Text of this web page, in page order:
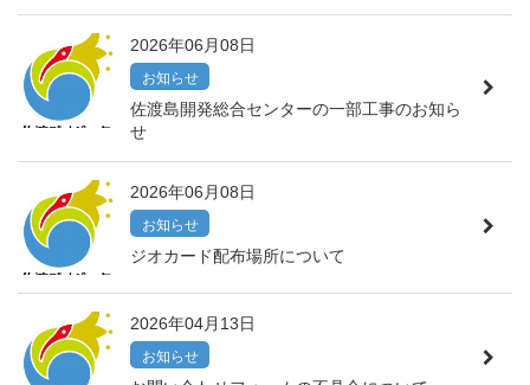
2026年06月08日
お知らせ
佐渡島開発総合センターの一部工事のお知ら
せ
2026年06月08日
お知らせ
ジオカード配布場所について
2026年04月13日
お知らせ